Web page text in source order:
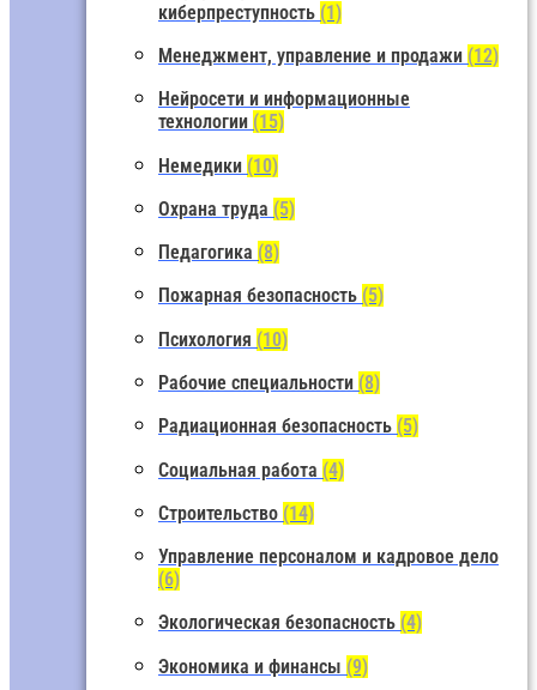
киберпреступность (1)
Менеджмент, управление и продажи (12)
Нейросети и информационные
технологии (15)
Немедики (10)
Охрана труда (5)
Педагогика (8)
Пожарная безопасность (5)
Психология (10)
Рабочие специальности (8)
Радиационная безопасность (5)
Социальная работа (4)
Строительство (14)
Управление персоналом и кадровое дело
(6)
Экологическая безопасность (4)
Экономика и финансы (9)